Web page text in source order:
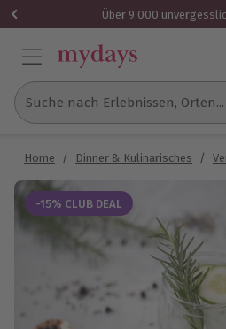
Über 9.000
Suche nach Erlebnissen, Orten...
Home / Dinner & Kulinarisches /
-15% CLUB DEAL